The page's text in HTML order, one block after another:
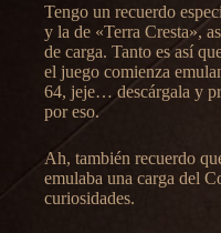
Tengo un recuerdo
y la de «Terra Cresta»,
de carga. Tanto es así
el juego comienza
64, jeje… descárgala y
por eso.
Ah, también recuerdo
emulaba una carga del
curiosidades.